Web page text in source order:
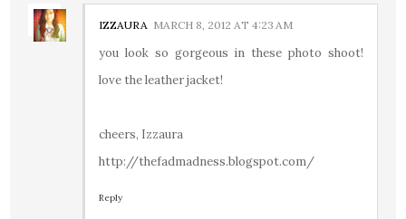
IZZAURA MARCH 8, 2012 AT 4:23 AM
you look so gorgeous in these photo shoot!
love the leather jacket!
cheers, Izzaura
http://thefadmadness.blogspot.com/
Reply